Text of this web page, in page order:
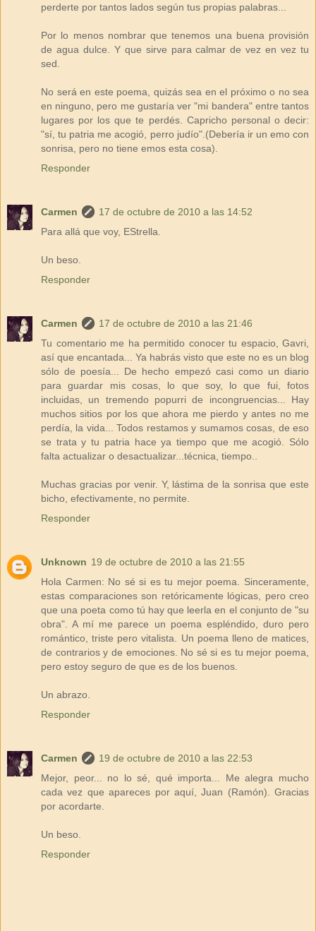
perderte por tantos lados según tus propias palabras...
Por lo menos nombrar que tenemos una buena provisión
de agua dulce. Y que sirve para calmar de vez en vez tu
sed.
No será en este poema, quizás sea en el próximo o no sea
en ninguno, pero me gustaría ver "mi bandera" entre tantos
lugares por los que te perdés. Capricho personal o decir:
"sí, tu patria me acogió, perro judío".(Debería ir un emo con
sonrisa, pero no tiene emos esta cosa).
Responder
Carmen
17 de octubre de 2010 a las 14:52
Para allá que voy, EStrella.
Un beso.
Responder
Carmen
17 de octubre de 2010 a las 21:46
Tu comentario me ha permitido conocer tu espacio, Gavri,
así que encantada... Ya habrás visto que este no es un blog
sólo de poesía... De hecho empezó casi como un diario
para guardar mis cosas, lo que soy, lo que fui, fotos
incluidas, un tremendo popurri de incongruencias... Hay
muchos sitios por los que ahora me pierdo y antes no me
perdía, la vida... Todos restamos y sumamos cosas, de eso
se trata y tu patria hace ya tiempo que me acogió. Sólo
falta actualizar o desactualizar...técnica, tiempo..
Muchas gracias por venir. Y, lástima de la sonrisa que este
bicho, efectivamente, no permite.
Responder
Unknown 19 de octubre de 2010 a las 21:55
Hola Carmen: No sé si es tu mejor poema. Sinceramente,
estas comparaciones son retóricamente lógicas, pero creo
que una poeta como tú hay que leerla en el conjunto de "su
obra". A mí me parece un poema espléndido, duro pero
romántico, triste pero vitalista. Un poema lleno de matices,
de contrarios y de emociones. No sé si es tu mejor poema,
pero estoy seguro de que es de los buenos.
Un abrazo.
Responder
Carmen
19 de octubre de 2010 a las 22:53
Mejor, peor... no lo sé, qué importa... Me alegra mucho
cada vez que apareces por aquí, Juan (Ramón). Gracias
por acordarte.
Un beso.
Responder